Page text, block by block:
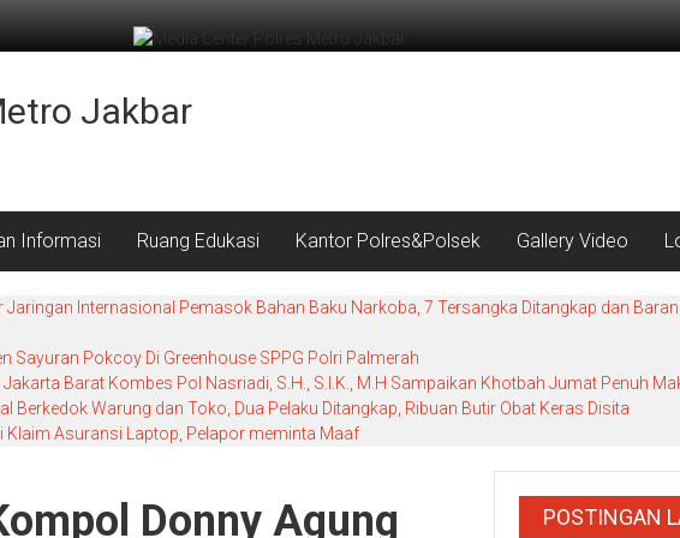
Jakbar
Informasi Ruang Edukasi Kantor Polres&Polsek Gallery Video
Internasional Pemasok Bahan Baku Narkoba, 7 Tersangka Ditangkap dan
Sayuran Pokcoy Di Greenhouse SPPG Polri Palmerah
Barat Kombes Pol Nasriadi, S.H., S.I.K., M.H Sampaikan Khotbah Jumat Penuh
Berkedok Warung dan Toko, Dua Pelaku Ditangkap, Ribuan Butir Obat Keras Disita
Klaim Asuransi Laptop, Pelapor meminta Maaf
Donny Agung
POSTINGAN